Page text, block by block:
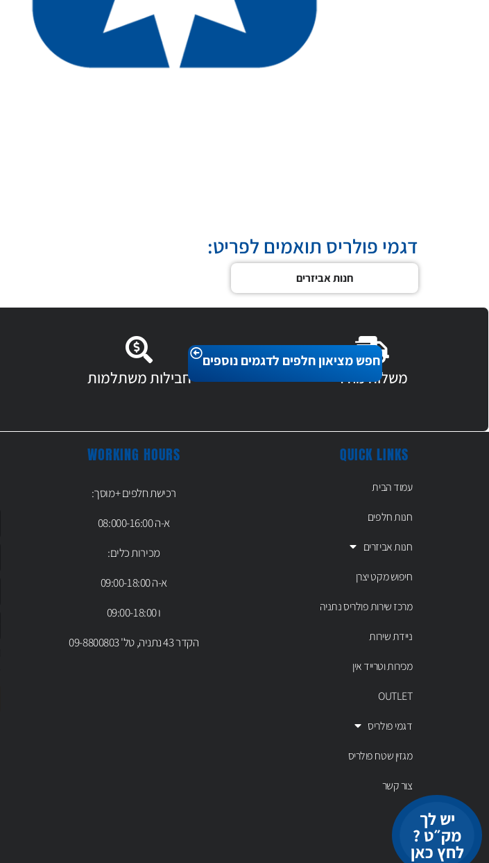
חפש מציאון חלפים לדגמים נוספים
דגמי פולריס תואמים לפריט:
חנות אביזרים
משלוח מהיר חבילות משתלמות
QUICK LINKS
עמוד הבית
חנות חלפים
חנות אביזרים
חיפוש מקט יצרן
מרכז שירות פולריס נתניה
ניידת שירות
מכירות וטרייד אין
OUTLET
דגמי פולריס
מגזין שטח פולריס
צור קשר
יש לך
מק״ט ?
לחץ כאן
WORKING HOURS
רכישת חלפים +מוסך:
א-ה 08:000-16:00
מכירות כלים:
א-ה 09:00-18:00
ו 09:00-18:00
הקדר 43 נתניה, טל' 09-8800803